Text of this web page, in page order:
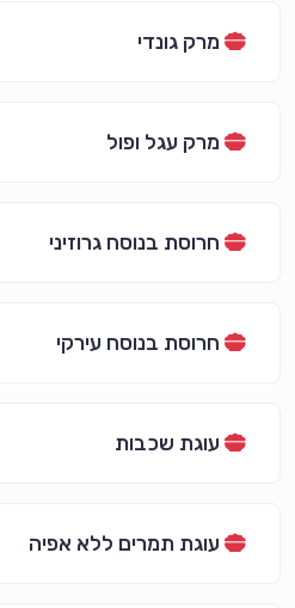
מרק גונדי
מרק עגל ופול
חרוסת בנוסח גרוזיני
חרוסת בנוסח עירקי
עוגת שכבות
עוגת תמרים ללא אפיה